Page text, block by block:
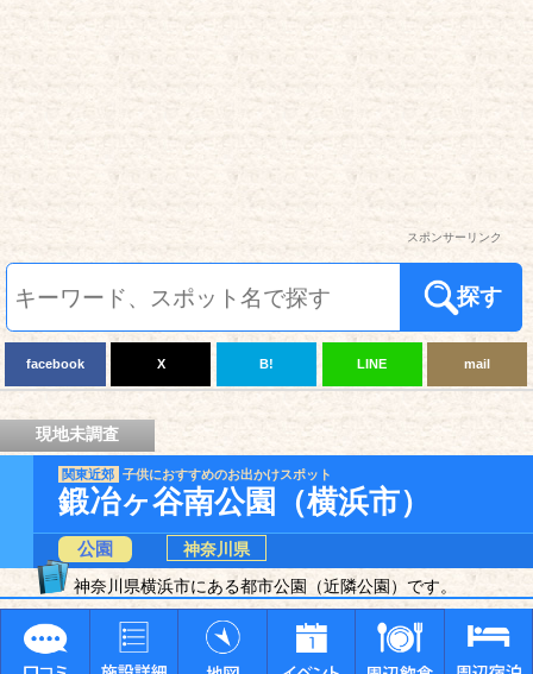
スポンサーリンク
探す
facebook X B! LINE mail
現地未調査
関東近郊 子供におすすめのお出かけスポット
鍛冶ヶ谷南公園（横浜市）
公園
神奈川県
神奈川県横浜市にある都市公園（近隣公園）です。